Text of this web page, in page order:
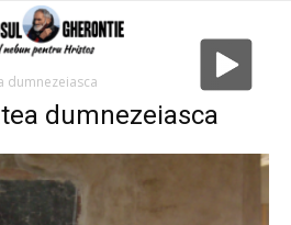
dumnezeiasca
dumnezeiasca